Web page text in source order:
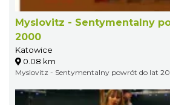
Myslovitz - Sentymentalny
2000
Katowice
0.08 km
Myslovitz - Sentymentalny powrót do lat